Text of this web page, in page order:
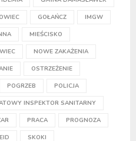
GOŁAŃCZ IMGW
MIEŚCISKO
NOWE ZAKAŻENIA
OSTRZEŻENIE
POGRZEB POLICJA
INSPEKTOR SANITARNY
PRACA PROGNOZA
SKOKI